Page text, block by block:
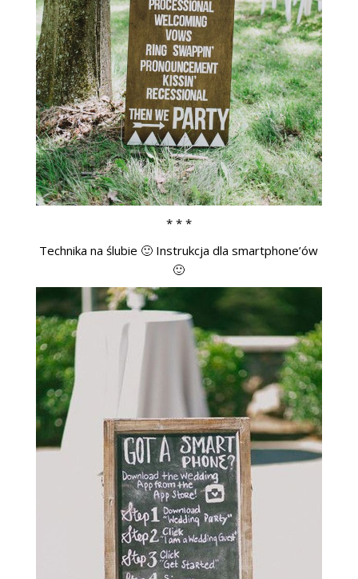
* * *
Technika na ślubie 🙂 Instrukcja dla smartphone’ów
🙂